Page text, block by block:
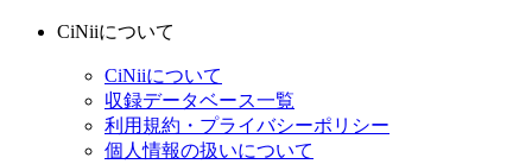
CiNiiについて
CiNiiについて
収録データベース一覧
利用規約・プライバシーポリシー
個人情報の扱いについて